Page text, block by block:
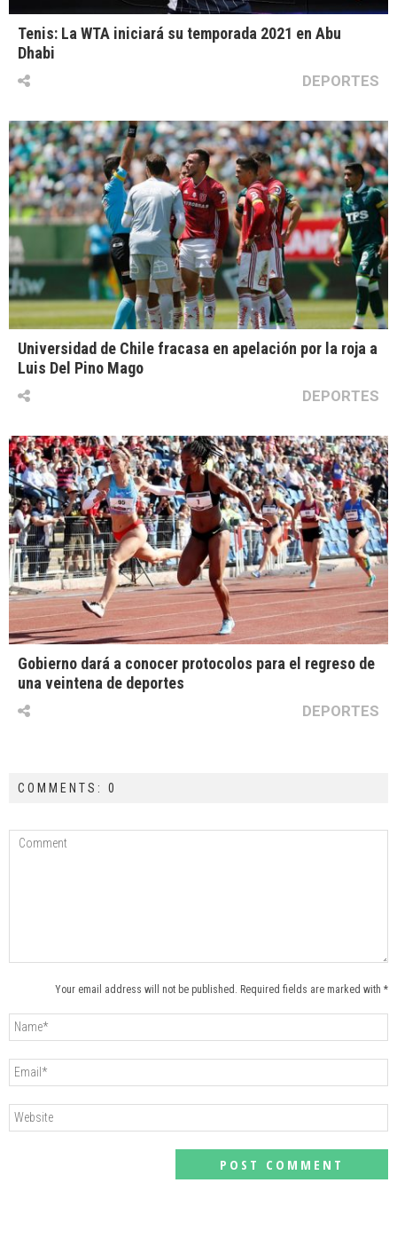
Tenis: La WTA iniciará su temporada 2021 en Abu
Dhabi
DEPORTES
Universidad de Chile fracasa en apelación por la roja a
Luis Del Pino Mago
DEPORTES
Gobierno dará a conocer protocolos para el regreso de
una veintena de deportes
DEPORTES
COMMENTS: 0
Your email address will not be published. Required fields are marked with *